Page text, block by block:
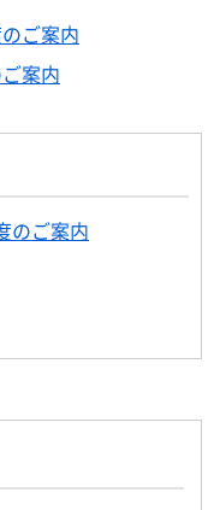
ご案内
案内
のご案内